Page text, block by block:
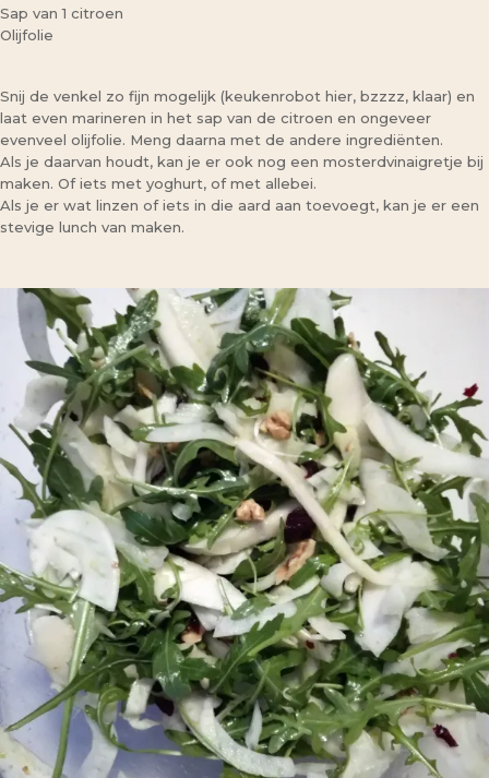
Sap van 1 citroen
Olijfolie
Snij de venkel zo fijn mogelijk (keukenrobot hier, bzzzz, klaar) en
laat even marineren in het sap van de citroen en ongeveer
evenveel olijfolie. Meng daarna met de andere ingrediënten.
Als je daarvan houdt, kan je er ook nog een mosterdvinaigretje bij
maken. Of iets met yoghurt, of met allebei.
Als je er wat linzen of iets in die aard aan toevoegt, kan je er een
stevige lunch van maken.